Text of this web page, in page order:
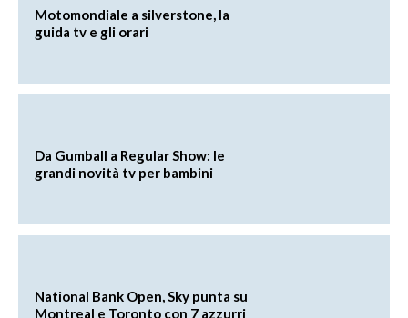
Motomondiale a silverstone, la
guida tv e gli orari
Da Gumball a Regular Show: le
grandi novità tv per bambini
National Bank Open, Sky punta su
Montreal e Toronto con 7 azzurri